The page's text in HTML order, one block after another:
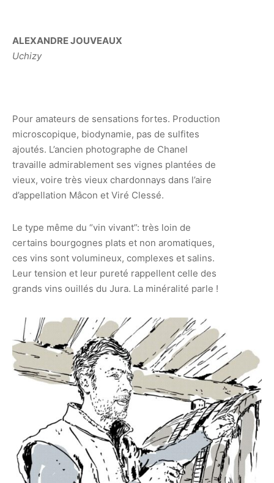
ALEXANDRE JOUVEAUX
Uchizy
Pour amateurs de sensations fortes. Production
microscopique, biodynamie, pas de sulfites
ajoutés. L’ancien photographe de Chanel
travaille admirablement ses vignes plantées de
vieux, voire très vieux chardonnays dans l’aire
d’appellation Mâcon et Viré Clessé.
Le type même du “vin vivant”: très loin de
certains bourgognes plats et non aromatiques,
ces vins sont volumineux, complexes et salins.
Leur tension et leur pureté rappellent celle des
grands vins ouillés du Jura. La minéralité parle !